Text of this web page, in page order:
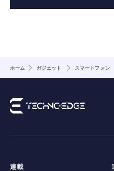
ホーム ガジェット スマートフォン
連載